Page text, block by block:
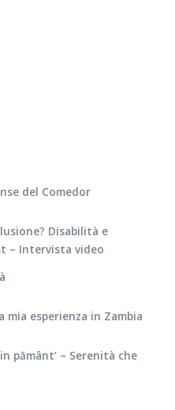
del Comedor
Disabilità e
– Intervista video
esperienza in Zambia
pământ’ – Serenità che